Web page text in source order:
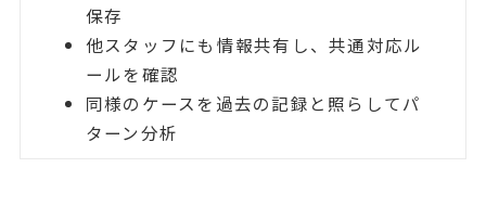
保存
他スタッフにも情報共有し、共通対応ル
ールを確認
同様のケースを過去の記録と照らしてパ
ターン分析